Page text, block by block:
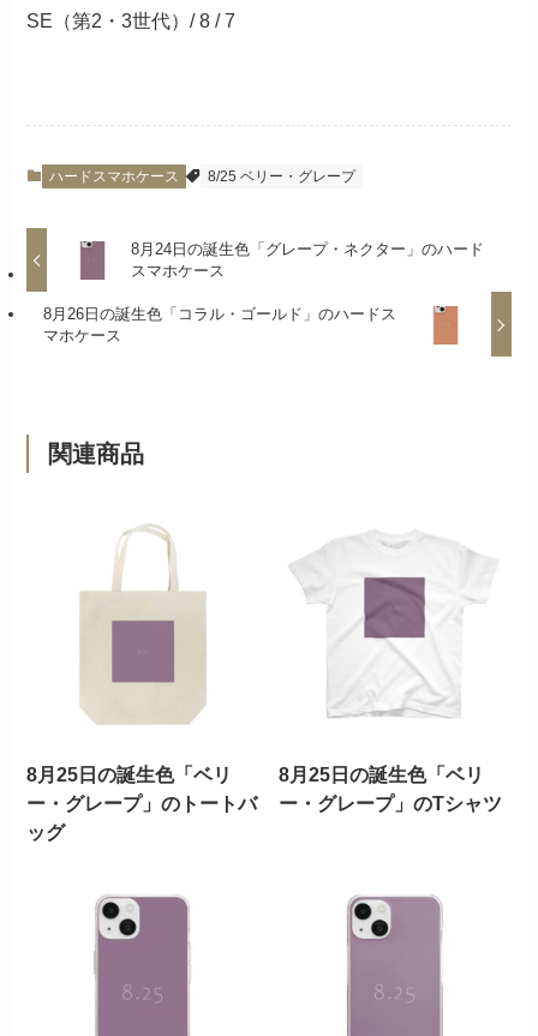
SE（第2・3世代）/ 8 / 7
ハードスマホケース 8/25 ベリー・グレープ
8月24日の誕生色「グレープ・ネクター」のハード
スマホケース
8月26日の誕生色「コラル・ゴールド」のハードス
マホケース
関連商品
8月25日の誕生色「ベリ
ー・グレープ」のトートバ
ッグ
8月25日の誕生色「ベリ
ー・グレープ」のTシャツ